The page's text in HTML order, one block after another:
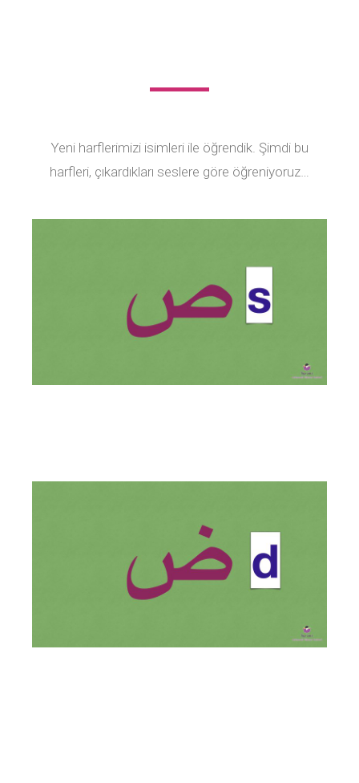
Yeni harflerimizi isimleri ile öğrendik. Şimdi bu
harfleri, çıkardıkları seslere göre öğreniyoruz…